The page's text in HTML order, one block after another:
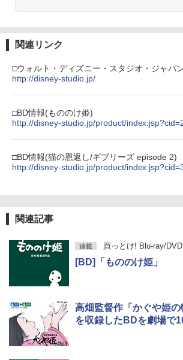
関連リンク
□ウォルト・ディズニー・スタジオ・ジャパ
http://disney-studio.jp/
□BD情報(もののけ姫)
http://disney-studio.jp/product/
□BD情報(猫の恩返し/ギブリーズ episode 2)
http://disney-studio.jp/product/
関連記事
連載 買っとけ! Blu-ray/DVD
[BD]「もののけ姫」
高畑監督作「かぐや姫
を収録したBDを劇場で